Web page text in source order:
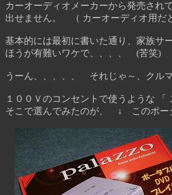
カーオーディオメーカーから発売され
出せません。 （ カーオーディオ用だ
基本的には最初に書いた通り、家族サ
ほうが有難いワケで、、、、 (苦笑)
うーん、、、、、 それじゃ～、クル
１００Ｖのコンセントで使うような 「
そこで選んでみたのが、 ↓ このポー